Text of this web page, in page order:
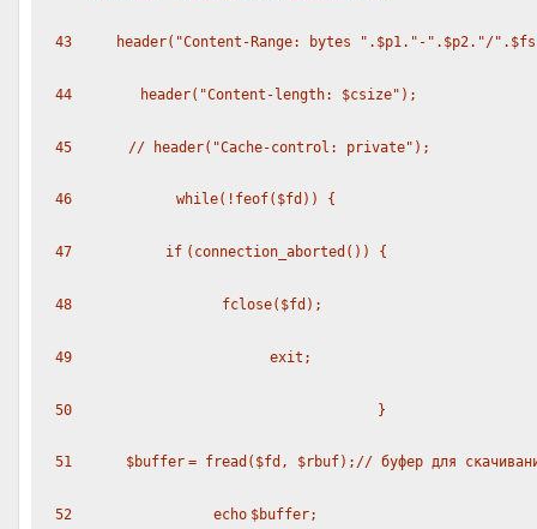
43 header( "Content-Range: bytes " . $p1. "-" . $p2. "/" .
44 header( "Content-length: $csize" );
45 // header("Cache-control: private");
46 while(! feof( $fd )) {
47 if (connection_aborted()) {
48 fclose( $fd );
49 exit ;
50 }
51 $buffer = fread ( $fd , $rbuf); // буфер для
52 echo $buffer;